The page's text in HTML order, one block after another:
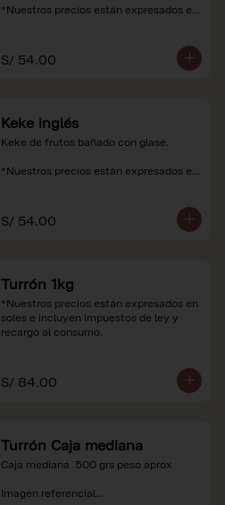
*Nuestros precios están expresados en
S/ 54.00
Keke inglés
Keke de frutos bañado con glasé.
*Nuestros precios están expresados en
S/ 54.00
Turrón 1kg
*Nuestros precios están expresados en
soles e incluyen impuestos de ley y
recargo al consumo.
S/ 84.00
Turrón Caja mediana
Caja mediana  500 grs peso aprox
Imagen referencial